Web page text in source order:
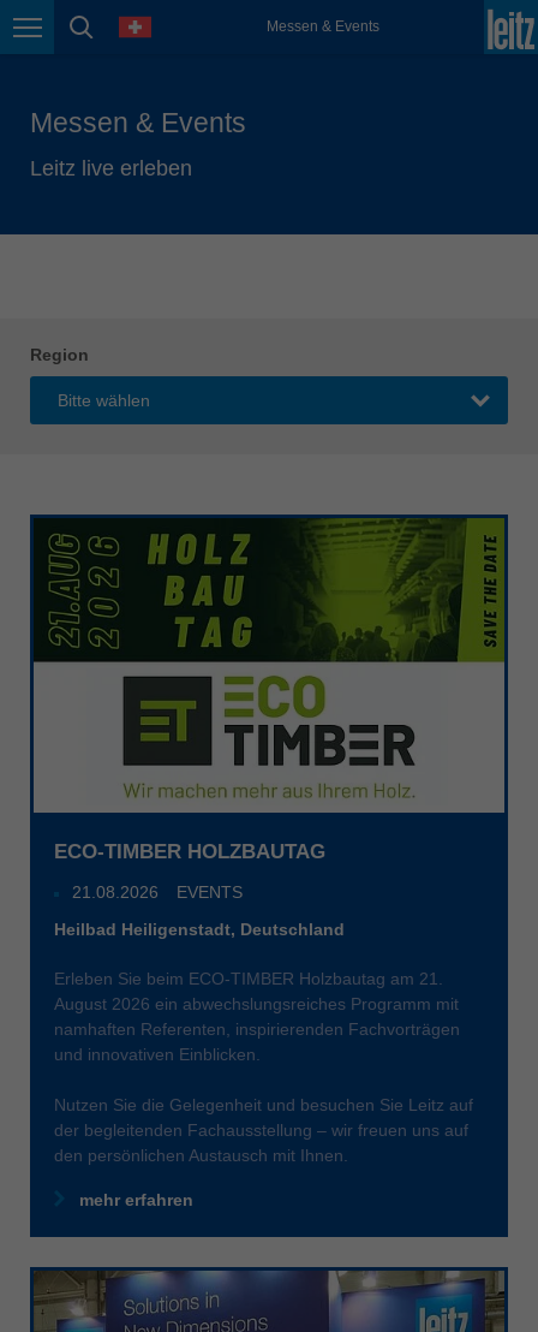
Seitennavigation
Seitensuche
Sprache Messen & Events
Nederland
deutsch français
Singapore
english
Slovenija
slovenski
Suomi
english
english
Türkiye
USA
english
Việt Nam
tiếng việt
中国
ประเทศไทย
ไทย
Україна
Messen & Events
Leitz live erleben
Region
ECO-TIMBER HOLZBAUTAG
21.08.2026
EVENTS
Heilbad Heiligenstadt, Deutschland
Erleben Sie beim ECO-TIMBER Holzbautag am 21.
August 2026 ein abwechslungsreiches Programm mit
namhaften Referenten, inspirierenden Fachvorträgen
und innovativen Einblicken.
Nutzen Sie die Gelegenheit und besuchen Sie Leitz auf
der begleitenden Fachausstellung – wir freuen uns auf
den persönlichen Austausch mit Ihnen.
mehr erfahren